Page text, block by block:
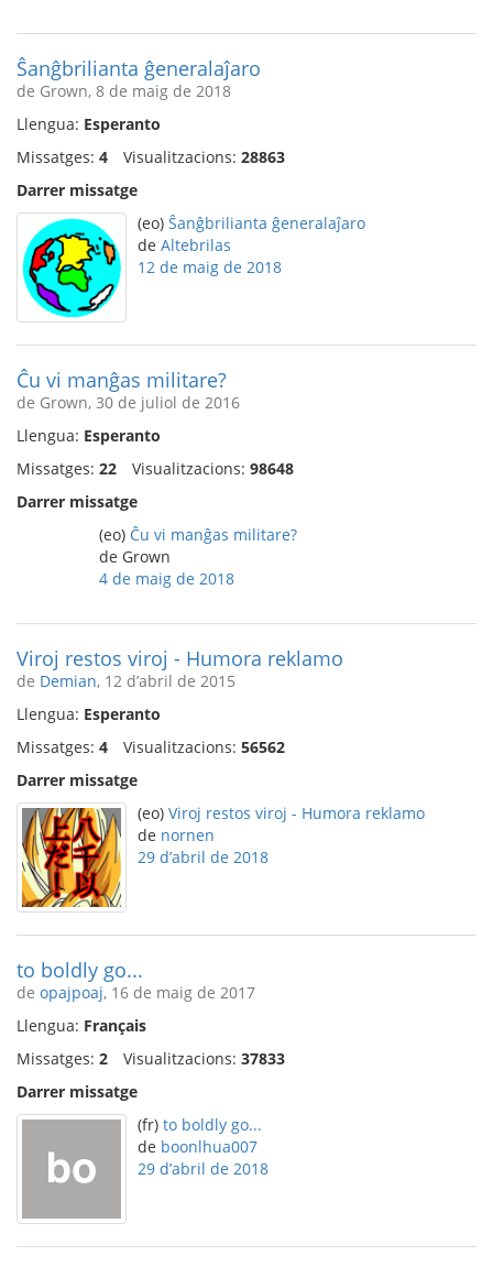
Ŝanĝbrilianta ĝeneralaĵaro
de Grown, 8 de maig de 2018
Llengua: Esperanto
Missatges: 4 Visualitzacions: 28863
Darrer missatge
(eo) Ŝanĝbrilianta ĝeneralaĵaro
de Altebrilas
12 de maig de 2018
Ĉu vi manĝas militare?
de Grown, 30 de juliol de 2016
Llengua: Esperanto
Missatges: 22 Visualitzacions: 98648
Darrer missatge
(eo) Ĉu vi manĝas militare?
de Grown
4 de maig de 2018
Viroj restos viroj - Humora reklamo
de Demian, 12 d’abril de 2015
Llengua: Esperanto
Missatges: 4 Visualitzacions: 56562
Darrer missatge
(eo) Viroj restos viroj - Humora reklamo
de nornen
29 d’abril de 2018
to boldly go...
de opajpoaj, 16 de maig de 2017
Llengua: Français
Missatges: 2 Visualitzacions: 37833
Darrer missatge
(fr) to boldly go...
de boonlhua007
29 d’abril de 2018